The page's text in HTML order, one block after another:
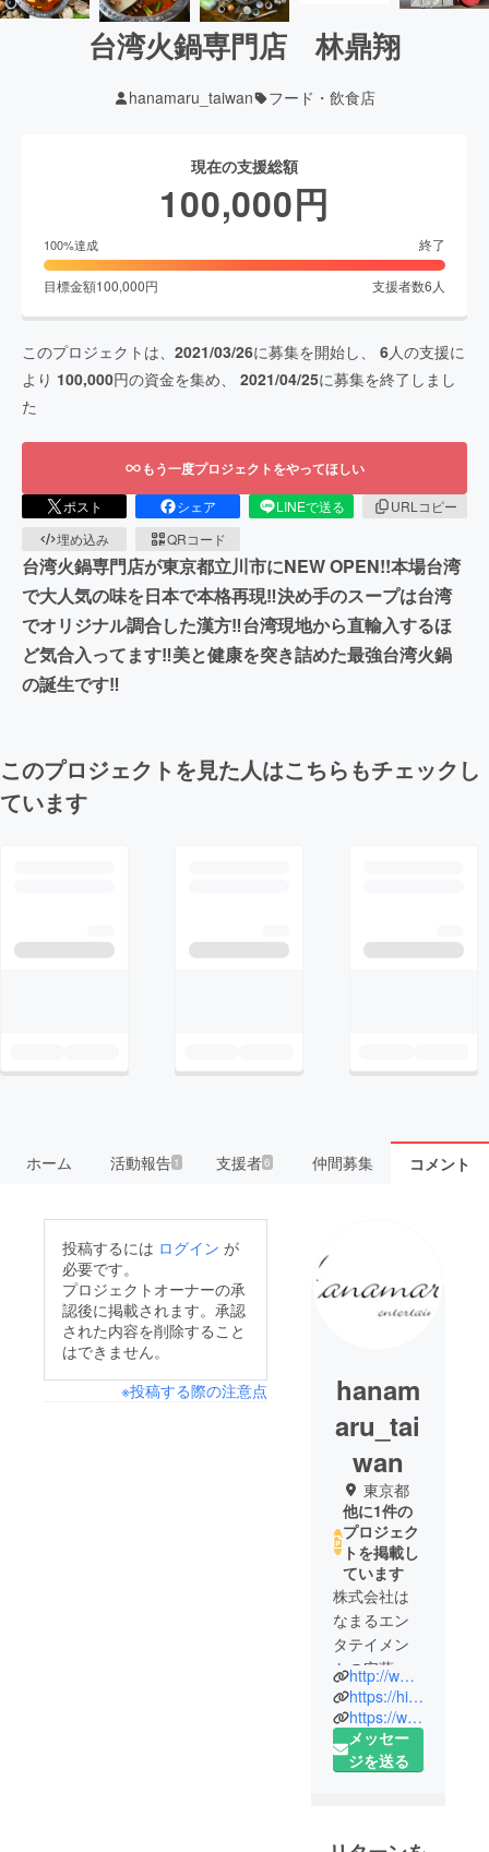
台湾火鍋専門店 林鼎翔
hanamaru_taiwan フード・飲食店
現在の支援総額
100,000円
100%達成 終了
目標金額100,000円 支援者数6 人
このプロジェクトは、 2021/03/26に募集を開始し、 6人の支援に
より 100,000円の資金を集め、 2021/04/25に募集を終了しまし
た
もう一度プロジェクトをやってほしい
ポスト シェア LINEで送る
URLコピー
埋め込み
QRコード
台湾火鍋専門店が東京都立川市にNEW OPEN!!本場台湾
で大人気の味を日本で本格再現‼決め手のスープは台湾
でオリジナル調合した漢方‼台湾現地から直輸入するほ
ど気合入ってます‼美と健康を突き詰めた最強台湾火鍋
の誕生です‼
このプロジェクトを見た人はこちらもチェックし
ています
ホーム 活動報告1 支援者6 仲間募集 コメント
投稿するには ログイン が
必要です。
プロジェクトオーナーの承
認後に掲載されます。承認
された内容を削除すること
はできません。
※投稿する際の注意点
hanam
aru_tai
wan
東京都
他に1件の
プロジェク
トを掲載し
ています
株式会社は
なまるエン
タテイメン
トの安藤で
す。
弊社は飲食
業・飲食コ
ンサルタン
http://www.jfd-kaido.com/
https://hinabetaiwan.official.ec/
https://www.instagram.com/asterisk.andrew/?hl=ja
メッセー
ジを送る